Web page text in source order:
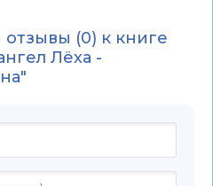
(0) к книге
Лёха -